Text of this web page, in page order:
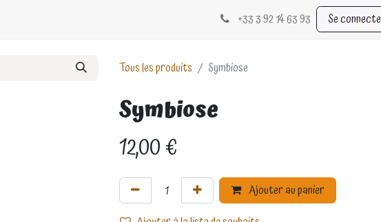
+33 3 92 14 63 93 Se
Tous les produits Symbiose
Symbiose
12,00€
Ajouter au panier